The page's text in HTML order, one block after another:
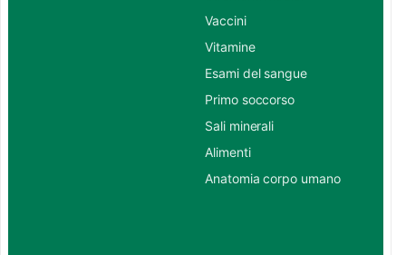
Vaccini
Vitamine
Esami del sangue
Primo soccorso
Sali minerali
Alimenti
Anatomia corpo umano